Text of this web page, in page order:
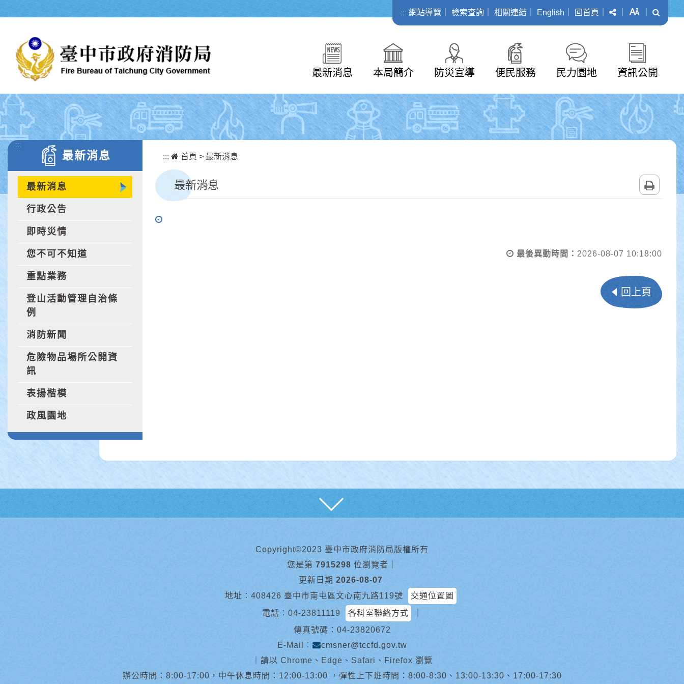
::: 網站導覽 檢索查詢 相關連結 English 回首頁 分享 字級
最新消息 本局簡介 防災宣導 便民服務 民力園地 資訊公開
:::
最新消息
最新消息
行政公告
即時災情
您不可不知道
重點業務
登山活動管理自治條
例
消防新聞
危險物品場所公開資
訊
表揚楷模
政風園地
::: 首頁 > 最新消息
最新消息
最後異動時間： 2026-08-07 10:18:00
回上頁
Copyright©2023 臺中市政府消防局版權所有
您是第 7915298 位瀏覽者
更新日期 2026-08-07
地址︰408426 臺中市南屯區文心南九路119號
交通位置圖
電話︰ 04-23811119 各科室聯絡方式
傳真號碼：04-23820672
E-Mail︰
cmsner@tccfd.gov.tw
請以 Chrome、Edge、Safari、Firefox 瀏覽
辦公時間：8:00-17:00，中午休息時間：12:00-13:00 ，彈性上下班時間：8:00-8:30、13:00-13:30、17:00-17:30